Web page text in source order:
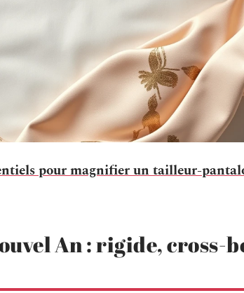
pour magnifier un tailleur-
An : rigide, cross-